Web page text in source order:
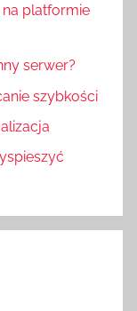
na platformie
serwer?
szybkości